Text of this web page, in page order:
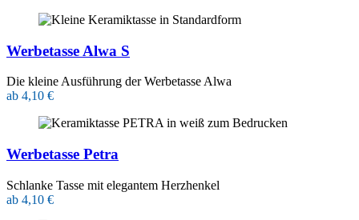
Werbetasse Alwa S
Die kleine Ausführung der Werbetasse Alwa
ab 4,10 €
Werbetasse Petra
Schlanke Tasse mit elegantem Herzhenkel
ab 4,10 €